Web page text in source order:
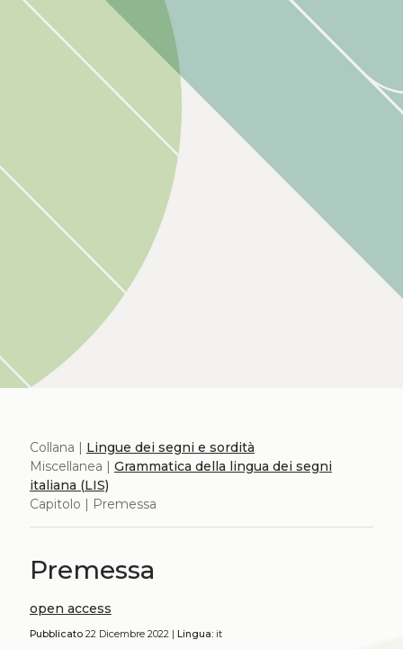
Collana | Lingue dei segni e sordità
Miscellanea | Grammatica della lingua dei segni
italiana (LIS)
Capitolo | Premessa
Premessa
open access
Pubblicato22 Dicembre 2022 | Lingua:it